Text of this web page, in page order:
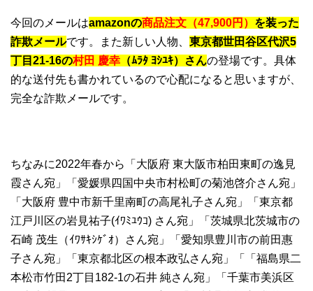
今回のメールはamazonの商品注文（47,900円） を装った
詐欺メールです。また新しい人物、 東京都世田谷区代沢5
丁目21-16の村田 慶幸 （ﾑﾗﾀ ﾖｼﾕｷ）さんの登場です。具体
的な送付先も書かれているので心配になると思いますが、
完全な詐欺メールです。
ちなみに2022年春から「大阪府 東大阪市柏田東町の逸見
霞さん宛」「愛媛県四国中央市村松町の菊池啓介さん宛」
「大阪府 豊中市新千里南町の高尾礼子さん宛」「東京都
江戸川区の岩見祐子(ｲﾜﾐﾕｳｺ) さん宛」「茨城県北茨城市の
石崎 茂生（ｲﾜｻｷｼｹﾞｵ）さん宛」「愛知県豊川市の前田惠
子さん宛」「東京都北区の根本政弘さん宛」「「福島県二
本松市竹田2丁目182-1の石井 純さん宛」「千葉市美浜区